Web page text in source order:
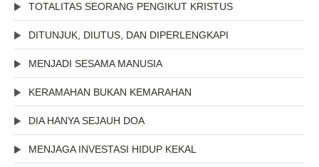
TOTALITAS SEORANG PENGIKUT KRISTUS
DITUNJUK, DIUTUS, DAN DIPERLENGKAPI
MENJADI SESAMA MANUSIA
KERAMAHAN BUKAN KEMARAHAN
DIA HANYA SEJAUH DOA
MENJAGA INVESTASI HIDUP KEKAL